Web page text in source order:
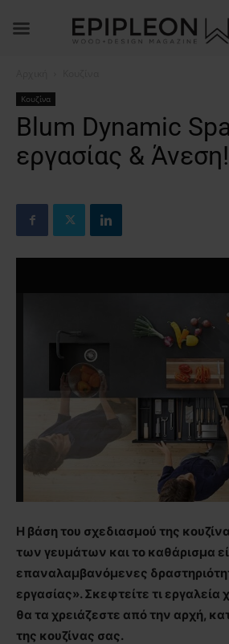
Κουζίνα
Blum Dynamic
εργασίας & Άνεση!
Η βάση του σχεδιασμού της
των γευμάτων και το καθάρισμα
επαναλαμβανόμενες
εργασίας». Σκεφτείτε τι εργαλεία
θα τα χρειάζεστε από την αρχή,
της κουζίνας σας.